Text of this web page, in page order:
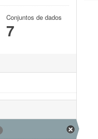
Conjuntos de dados
7